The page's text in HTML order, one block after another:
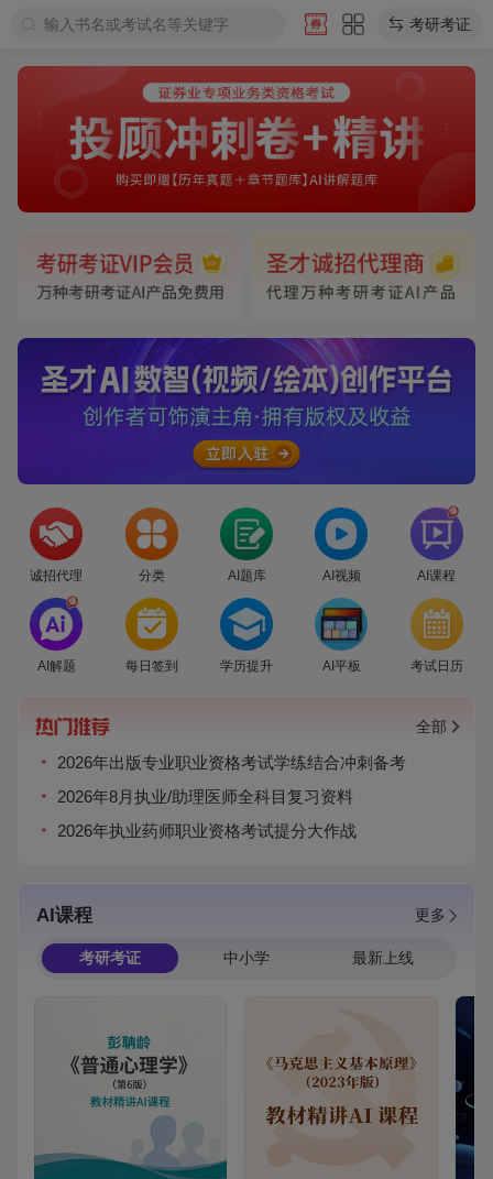
输入书名或考试名等关键字 考研考证
诚招代理 分类 AI题库 AI视频
爆
AI课程
爆
AI解题 每日签到 学历提升 AI平板 考试日历
全部
2026年出版专业职业资格考试学练结合冲刺备考
2026年8月执业/助理医师全科目复习资料
2026年执业药师职业资格考试提分大作战
AI课程 更多
考研考证 中小学 最新上线